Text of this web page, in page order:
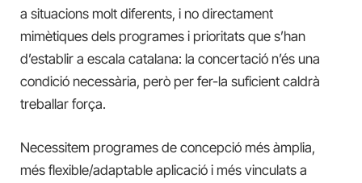
a situacions molt diferents, i no directament
mimètiques dels programes i prioritats que s’han
d’establir a escala catalana: la concertació n’és una
condició necessària, però per fer-la suficient caldrà
treballar força.
Necessitem programes de concepció més àmplia,
més flexible/adaptable aplicació i més vinculats a